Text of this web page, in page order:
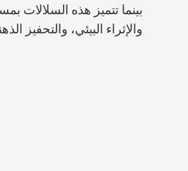
بينما تتميز هذه السلالات
والإثراء البيئي، والتحفيز